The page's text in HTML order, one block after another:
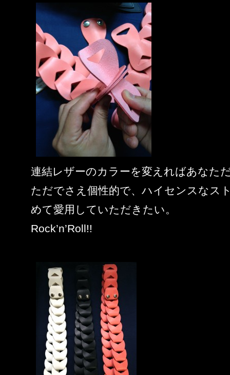
連結レザーのカラーを変えればあなた
ただでさえ個性的で、ハイセンスなス
めて愛用していただきたい。
Rock’n’Roll!!